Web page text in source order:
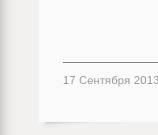
17 Сентября 2013